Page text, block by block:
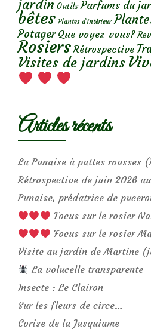
jardin Outils Parfums du
bêtes Plantes d’intérieur
Potager Que voyez-vous?
Rosiers Rétrospective
Visites de jardins
Articles récents
La Punaise à pattes rousses
Rétrospective de juin 2026
Punaise, prédatrice de
Focus sur le rosier
Focus sur le rosier
Visite au jardin de Martine
La volucelle transparente
Insecte : Le Clairon
Sur les fleurs de circe…
Corise de la Jusquiame